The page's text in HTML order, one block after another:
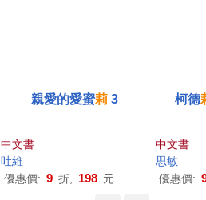
親愛的愛蜜莉 3
中文書
吐維
優惠價: 9 折, 198 元
柯德
中文書
思敏
優惠價: